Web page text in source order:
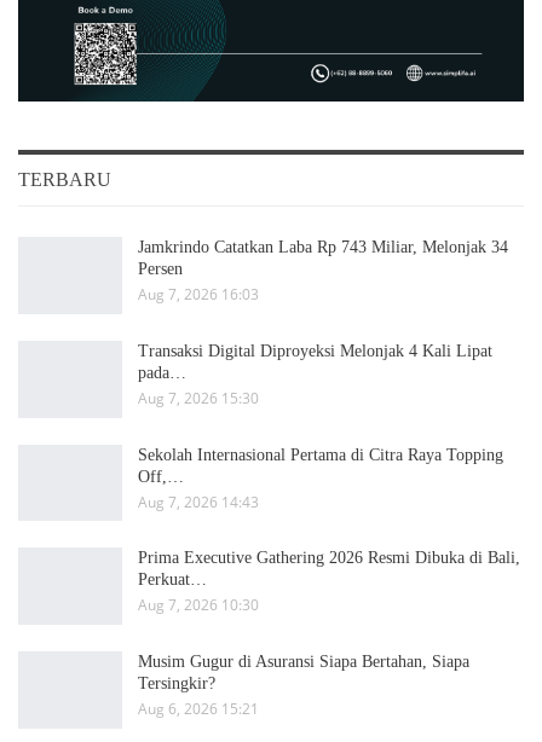
TERBARU
Jamkrindo Catatkan Laba Rp 743 Miliar, Melonjak 34
Persen
Aug 7, 2026 16:03
Transaksi Digital Diproyeksi Melonjak 4 Kali Lipat
pada…
Aug 7, 2026 15:30
Sekolah Internasional Pertama di Citra Raya Topping
Off,…
Aug 7, 2026 14:43
Prima Executive Gathering 2026 Resmi Dibuka di Bali,
Perkuat…
Aug 7, 2026 10:30
Musim Gugur di Asuransi Siapa Bertahan, Siapa
Tersingkir?
Aug 6, 2026 15:21